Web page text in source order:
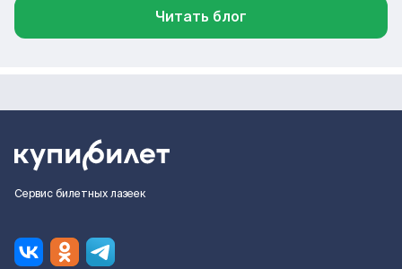
Читать блог
Сервис билетных лазеек